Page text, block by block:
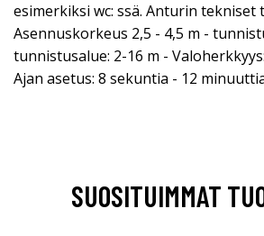
esimerkiksi wc: ssä. Anturin tekniset
Asennuskorkeus 2,5 - 4,5 m -
tunnistusalue: 2-16 m -
Ajan asetus: 8 sekuntia - 12
SUOSITUIMMAT